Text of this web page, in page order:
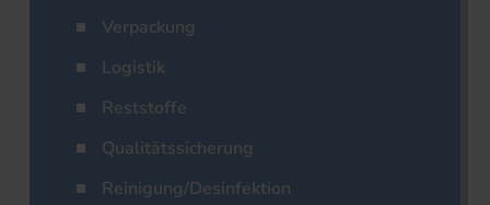
Verpackung
Logistik
Reststoffe
Qualitätssicherung
Reinigung/Desinfektion